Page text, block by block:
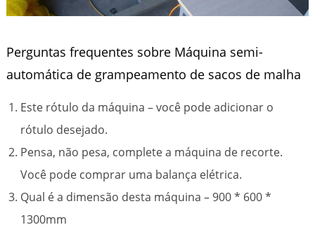
Perguntas frequentes sobre Máquina semi-
automática de grampeamento de sacos de malha
Este rótulo da máquina – você pode adicionar o
rótulo desejado.
Pensa, não pesa, complete a máquina de recorte.
Você pode comprar uma balança elétrica.
Qual é a dimensão desta máquina – 900 * 600 *
1300mm